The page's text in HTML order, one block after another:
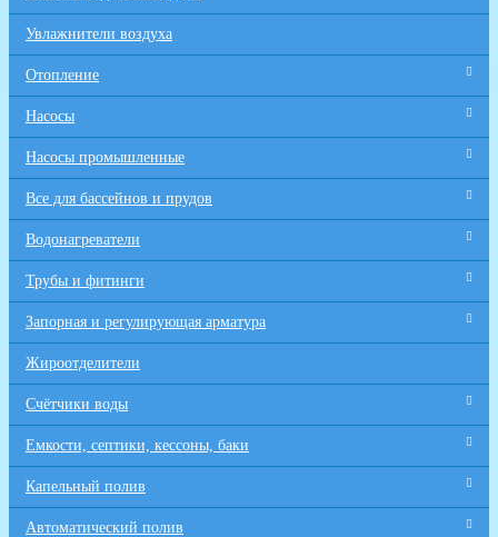
Увлажнители воздуха
Отопление
Насосы
Насосы промышленные
Все для бaссейнов и прудов
Водонагреватели
Трубы и фитинги
Запорная и регулирующая арматура
Жироотделители
Счётчики воды
Емкости, септики, кессоны, баки
Капельный полив
Автоматический полив